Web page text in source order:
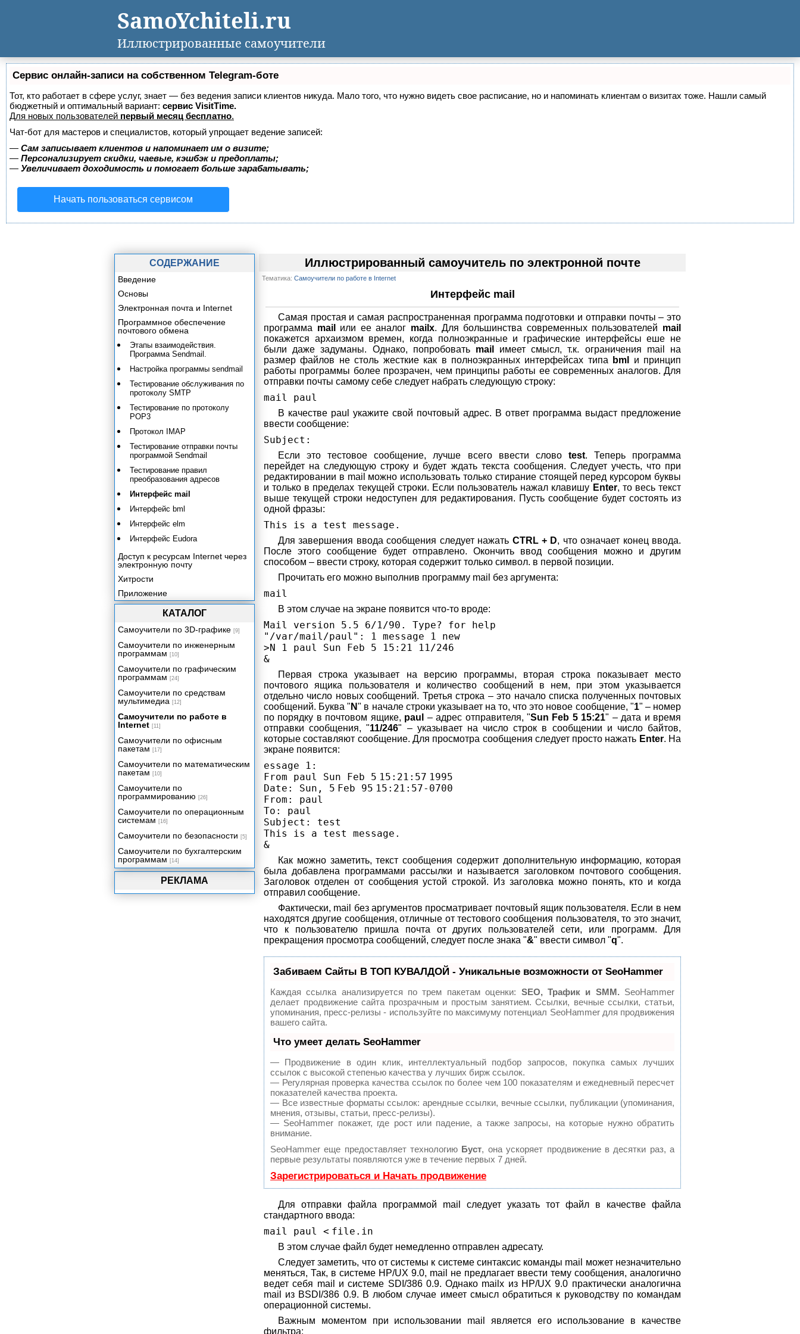
Сервис онлайн-записи на собственном Telegram-боте
Тот, кто работает в сфере услуг, знает — без ведения записи клиентов никуда. Мало того, что нужно видеть свое расписание, но и напоминать клиентам о визитах тоже. Нашли самый
бюджетный и оптимальный вариант: сервис VisitTime.
Для новых пользователей первый месяц бесплатно.
Чат-бот для мастеров и специалистов, который упрощает ведение записей:
— Сам записывает клиентов и напоминает им о визите;
— Персонализирует скидки, чаевые, кэшбэк и предоплаты;
— Увеличивает доходимость и помогает больше зарабатывать;
Начать пользоваться сервисом
Иллюстрированный самоучитель по электронной почте
Тематика: Самоучители по работе в Internet
Интерфейс mail
Самая простая и самая распространенная программа подготовки и отправки почты – это
программа mail или ее аналог mailx. Для большинства современных пользователей mail
покажется архаизмом времен, когда полноэкранные и графические интерфейсы еше не
были даже задуманы. Однако, попробовать mail
имеет смысл, т.к. ограничения mail на
размер файлов не столь жесткие как в полноэкранных интерфейсах типа
bml
и принцип
работы программы более прозрачен, чем принципы работы ее современных аналогов. Для
отправки почты самому себе следует набрать следующую строку:
mail paul
В качестве paul укажите свой почтовый адрес. В ответ программа выдаст предложение
ввести сообщение:
Subject:
Если это тестовое сообщение, лучше всего ввести слово test. Теперь программа
перейдет на следующую строку и будет ждать текста сообщения. Следует учесть, что при
редактировании в mail можно использовать только стирание стоящей перед курсором буквы
и только в пределах текущей строки. Если пользователь нажал клавишу Enter, то весь текст
выше текущей строки недоступен для редактирования. Пусть сообщение будет состоять из
одной фразы:
This is a test message.
Для завершения ввода сообщения следует нажать CTRL + D, что означает конец ввода.
После этого сообщение будет отправлено. Окончить ввод сообщения можно и другим
способом – ввести строку, которая содержит только символ. в первой позиции.
Прочитать его можно выполнив программу mail без аргумента:
mail
В этом случае на экране появится что-то вроде:
Mail version 5.5 6/1/90. Type? for help
"/var/mail/paul" : 1 message 1 new
>N 1 paul Sun Feb 5 15:21 11/246
&
Первая строка указывает на версию программы, вторая строка показывает место
почтового ящика пользователя и количество сообщений в нем, при этом указывается
отдельно число новых сообщений. Третья строка – это начало списка полученных почтовых
сообщений. Буква " N" в начале строки указывает на то, что это новое сообщение, "1" – номер
по порядку в почтовом ящике, paul – адрес отправителя, "Sun Feb 5 15:21" – дата и время
отправки сообщения, "11/246" – указывает на число строк в сообщении и число байтов,
которые составляют сообщение. Для просмотра сообщения следует просто нажать Enter. На
экране появится:
essage 1 :
From paul Sun Feb 5 15 : 21 : 57 1995
Date: Sun, 5 Feb 95 15 : 21 : 57- 0700
From: paul
To: paul
Subject: test
This is a test message.
&
Как можно заметить, текст сообщения содержит дополнительную информацию, которая
была добавлена программами рассылки и называется заголовком почтового сообщения.
Заголовок отделен от сообщения устой строкой. Из заголовка можно понять, кто и когда
отправил сообщение.
Фактически, mail без аргументов просматривает почтовый ящик пользователя. Если в нем
находятся другие сообщения, отличные от тестового сообщения пользователя, то это значит,
что к пользователю пришла почта от других пользователей сети, или программ. Для
прекращения просмотра сообщений, следует после знака "&" ввести символ "q".
Забиваем Сайты В ТОП КУВАЛДОЙ - Уникальные возможности от SeoHammer
Каждая ссылка анализируется по трем пакетам оценки: SEO, Трафик и SMM. SeoHammer
делает продвижение сайта прозрачным и простым занятием. Ссылки, вечные ссылки, статьи,
упоминания, пресс-релизы - используйте по максимуму потенциал SeoHammer для продвижения
вашего сайта.
Что умеет делать SeoHammer
— Продвижение в один клик, интеллектуальный подбор запросов, покупка самых лучших
ссылок с высокой степенью качества у лучших бирж ссылок.
— Регулярная проверка качества ссылок по более чем 100 показателям и ежедневный пересчет
показателей качества проекта.
— Все известные форматы ссылок: арендные ссылки, вечные ссылки, публикации (упоминания,
мнения, отзывы, статьи, пресс-релизы).
— SeoHammer покажет, где рост или падение, а также запросы, на которые нужно обратить
внимание.
SeoHammer еще предоставляет технологию Буст, она ускоряет продвижение в десятки раз, а
первые результаты появляются уже в течение первых 7 дней.
Зарегистрироваться и Начать продвижение
Для отправки файла программой mail следует указать тот файл в качестве файла
стандартного ввода:
mail paul < file.in
В этом случае файл будет немедленно отправлен адресату.
Следует заметить, что от системы к системе синтаксис команды mail может незначительно
меняться, Так, в системе HP/UX 9.0, mail не предлагает ввести тему сообщения, аналогично
ведет себя mail и системе SDI/386 0.9. Однако mailx из HP/UX 9.0 практически аналогична
mail из BSDI/386 0.9. В любом случае имеет смысл обратиться к руководству по командам
операционной системы.
Важным моментом при использовании mail является его использование в качестве
фильтра:
РЕКЛАМА
СОДЕРЖАНИЕ
Введение
Основы
Электронная почта и Internet
Программное обеспечение
почтового обмена
Этапы взаимодействия.
Программа Sendmail.
Настройка программы sendmail
Тестирование обслуживания по
протоколу SMTP
Тестирование по протоколу
РОР3
Протокол IMAP
Тестирование отправки почты
программой Sendmail
Тестирование правил
преобразования адресов
Интерфейс mail
Интерфейс bml
Интерфейс elm
Интерфейс Eudora
Доступ к ресурсам Internet через
электронную почту
Хитрости
Приложение
КАТАЛОГ
Самоучители по 3D-графике [9]
Самоучители по инженерным
программам [10]
Самоучители по графическим
программам [24]
Самоучители по средствам
мультимедиа [12]
Самоучители по работе в
Internet [11]
Самоучители по офисным
пакетам [17]
Самоучители по математическим
пакетам [10]
Самоучители по
программированию [26]
Самоучители по операционным
системам [16]
Самоучители по безопасности [5]
Самоучители по бухгалтерским
программам [14]
SamoYchiteli.ru
Иллюстрированные самоучители